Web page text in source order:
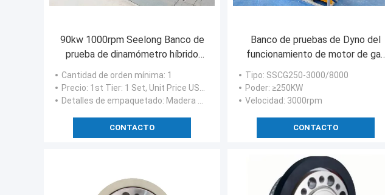
90kw 1000rpm Seelong Banco de
prueba de dinamómetro híbrido
Cantidad de orden mínima: 1
Precio: 1st Tier: 1 Set, Unit Price USD 3.00 2nd Tier: 2-5 Sets, Unit Price USD 2.00 3rd Tier: Over 5 Sets, Unit Price USD 1.00
Detalles de empaquetado: Madera contrachapada marinera
CONTACTO
Banco de pruebas de Dyno del
funcionamiento de motor de gas
Tipo: SSCG250-3000/8000
Poder: ≥250KW
Velocidad: 3000rpm
CONTACTO